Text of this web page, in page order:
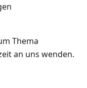
Thema
an uns wenden.